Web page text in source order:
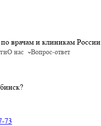
врачам и клиникам России
О нас Вопрос-ответ
73